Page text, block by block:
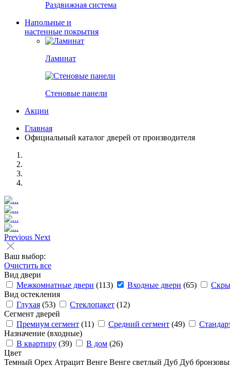
Раздвижная система
Напольные и
настенные покрытия
Ламинат
Стеновые панели
Акции
Главная
Официальный каталог дверей от производителя
Previous Next
Ваш выбор:
Очистить все
Вид двери
Межкомнатные двери (113) Входные двери (65)
Вид остекления
Глухая (53) Стеклопакет (12)
Сегмент дверей
Премиум сегмент (11) Средний сегмент (49)
Назначение (входные)
В квартиру (39) В дом (26)
Цвет
Темный Орех Атрацит Венге Венге светлый Дуб Дуб